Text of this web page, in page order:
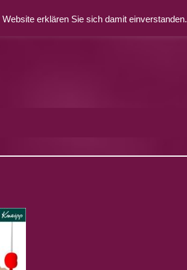
erklären Sie sich damit einverstanden.